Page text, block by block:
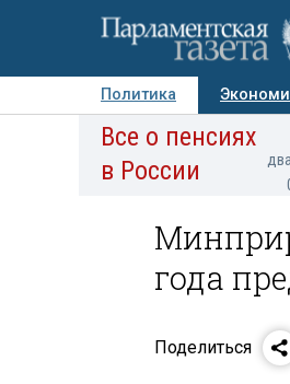
Политика
Авторы Персоны
Все о пенсиях
в России
года
Поделиться